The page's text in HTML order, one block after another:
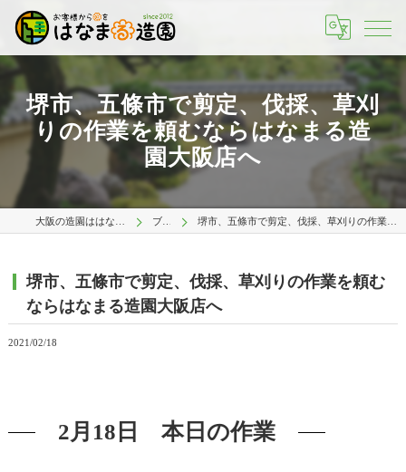
堺市、五條市で剪定、伐採、草刈
りの作業を頼むならはなまる造
園大阪店へ
ブログ 堺市、五條市で剪定、伐採、草刈りの作業を頼むならはなまる造園大阪店へ
堺市、五條市で剪定、伐採、草刈りの作業を頼む
ならはなまる造園大阪店へ
2021/02/18
2月18日 本日の作業